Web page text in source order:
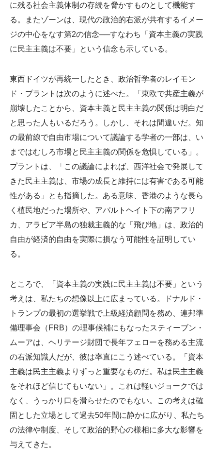
に残る社会主義体制の存続を脅かすものとして機能す
る。またゾーンは、現代の政治的右派が共有するイメー
ジの中心をなす第2の信念──すなわち「資本主義の実践
に民主主義は不要」という信念も示している。
東西ドイツが再統一したとき、政治哲学者のレイモン
ド・プラントは次のように述べた。「東欧で共産主義が
崩壊したことから、資本主義と民主主義の関係は明白だ
と思った人もいるだろう。しかし、それは間違いだ。知
の最前線で自由市場について議論する学者の一部は、い
まではむしろ市場と民主主義の関係を危惧している」。
プラントは、「この議論によれば、西洋社会で発展して
きた民主主義は、市場の成長と維持には有害である可能
性がある」とも指摘した。ある意味、香港のような長ら
く植民地だった場所や、アパルトヘイト下の南アフリ
カ、アラビア半島の独裁主義的な「飛び地」は、政治的
自由が経済的自由を実際に損なう可能性を証明してい
る。
ところで、「資本主義の実践に民主主義は不要」という
考えは、私たちの想像以上に広まっている。ドナルド・
トランプの最初の選挙戦で上級経済顧問を務め、連邦準
備理事会（FRB）の理事候補にもなったスティーブン・
ムーアは、ヘリテージ財団で長年フェローを務める主流
の右派知識人だが、彼は率直にこう述べている。「資本
主義は民主主義よりずっと重要なものだ。私は民主主義
をそれほど信じてもいない」。これは軽いジョークでは
なく、うっかり口を滑らせたのでもない。この考えは確
固とした立場として過去50年間に静かに広がり、私たち
の法律や制度、そして政治的野心の様相に多大な影響を
与えてきた。